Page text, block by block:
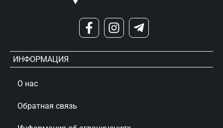
ИНФОРМАЦИЯ
О нас
Обратная связь